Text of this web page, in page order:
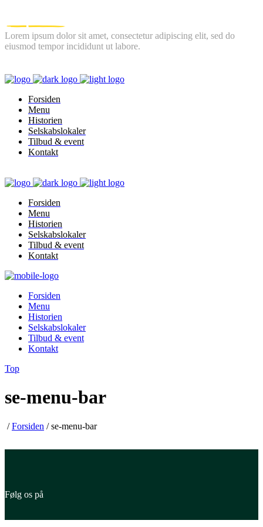
Lorem ipsum dolor sit amet, consectetur adipiscing elit, sed do
eiusmod tempor incididunt ut labore.
Forsiden
Menu
Historien
Selskabslokaler
Tilbud & event
Kontakt
Forsiden
Menu
Historien
Selskabslokaler
Tilbud & event
Kontakt
Forsiden
Menu
Historien
Selskabslokaler
Tilbud & event
Kontakt
Top
se-menu-bar
/Forsiden /se-menu-bar
Følg os på